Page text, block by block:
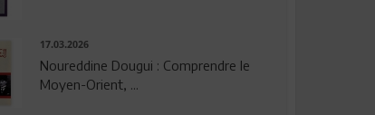
17.03.2026
Noureddine Dougui : Comprendre le
Moyen-Orient, ...